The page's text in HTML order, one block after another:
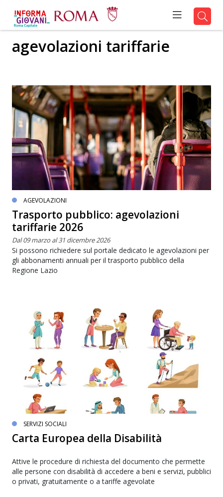
agevolazioni tariffarie
AGEVOLAZIONI
Trasporto pubblico: agevolazioni
tariffarie 2026
Dal 09 marzo al 31 dicembre 2026
Si possono richiedere sul portale dedicato le agevolazioni per
gli abbonamenti annuali per il trasporto pubblico della
Regione Lazio
SERVIZI SOCIALI
Carta Europea della Disabilità
Attive le procedure di richiesta del documento che permette
alle persone con disabilità di accedere a beni e servizi, pubblici
o privati, gratuitamente o a tariffe agevolate